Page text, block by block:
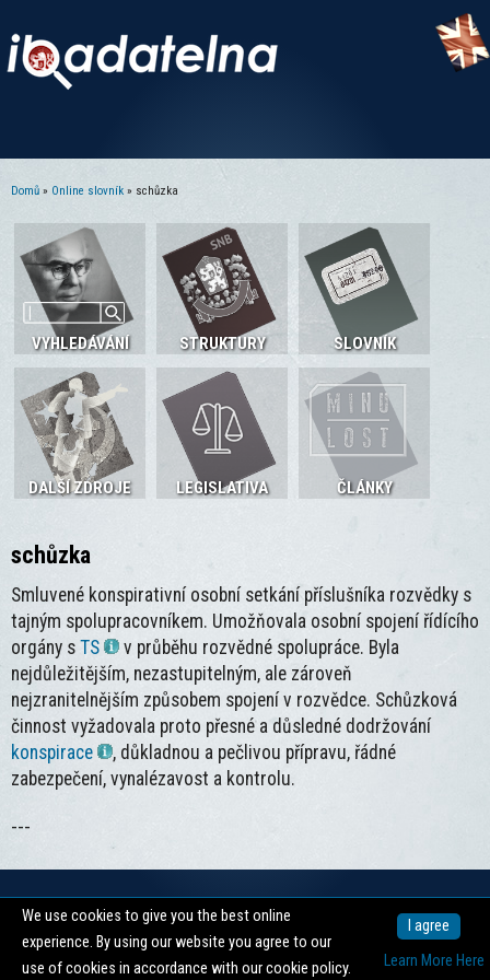
Domů » Online slovník » schůzka
VYHLEDÁVÁNÍ STRUKTURY SLOVNÍK
DALŠÍ ZDROJE LEGISLATIVA ČLÁNKY
schůzka
Smluvené konspirativní osobní setkání příslušníka rozvědky s
tajným spolupracovníkem. Umožňovala osobní spojení řídícího
orgány s TS
v průběhu rozvědné spolupráce. Byla
nejdůležitějším, nezastupitelným, ale zároveň
nejzranitelnějším způsobem spojení v rozvědce. Schůzková
činnost vyžadovala proto přesné a důsledné dodržování
konspirace
, důkladnou a pečlivou přípravu, řádné
zabezpečení, vynalézavost a kontrolu.
---
Copyright © 2026 -Centrum pro dokumentaci totalitních režimů
nahoru ↑
We use cookies to give you the best online
experience. By using our website you agree to our
use of cookies in accordance with our cookie policy.
I agree
Learn More Here